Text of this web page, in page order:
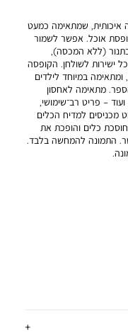
איכותית, שמתאימה כמעט
אוכל. אפשר לשמור
(ללא המכסה),
ישירות לשולחן. הקופסה
במיוחד לילדים
מתאימה לאחסון
– פריט רב־שימושי,
מכניסים למדיח הכלים
כלים והופכת את
לקל ונוח יותר. נפח הקופסא: 1.2 ליטר. התמונה להמחשה בלבד.